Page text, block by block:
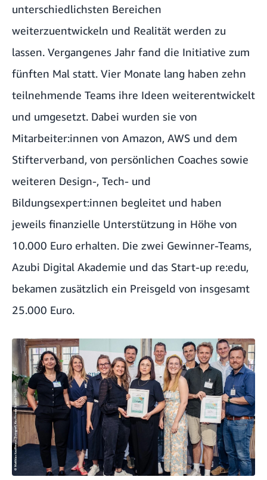
unterschiedlichsten Bereichen
weiterzuentwickeln und Realität werden zu
lassen. Vergangenes Jahr fand die Initiative zum
fünften Mal statt. Vier Monate lang haben zehn
teilnehmende Teams ihre Ideen weiterentwickelt
und umgesetzt. Dabei wurden sie von
Mitarbeiter:innen von Amazon, AWS und dem
Stifterverband, von persönlichen Coaches sowie
weiteren Design-, Tech- und
Bildungsexpert:innen begleitet und haben
jeweils finanzielle Unterstützung in Höhe von
10.000 Euro erhalten. Die zwei Gewinner-Teams,
Azubi Digital Akademie und das Start-up re:edu,
bekamen zusätzlich ein Preisgeld von insgesamt
25.000 Euro.